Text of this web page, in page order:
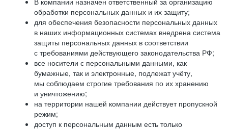
обработки персональных данных и их защиту;
для обеспечения безопасности персональных данных
в наших информационных системах внедрена система
защиты персональных данных в соответствии
с требованиями действующего законодательства РФ;
все носители с персональными данными, как
бумажные, так и электронные, подлежат учёту,
мы соблюдаем строгие требования по их хранению
и уничтожению;
на территории нашей компании действует пропускной
режим;
доступ к персональным данным есть только